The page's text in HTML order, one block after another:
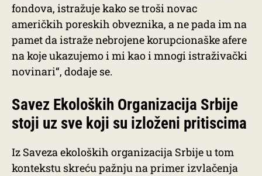
fondova, istražuje kako se troši novac
američkih poreskih obveznika, a ne pada im na
pamet da istraže nebrojene korupcionaške afere
na koje ukazujemo i mi kao i mnogi istraživački
novinari“, dodaje se.
Savez Ekoloških Organizacija Srbije
stoji uz sve koji su izloženi pritiscima
Iz Saveza ekoloških organizacija Srbije u tom
kontekstu skreću pažnju na primer izvlačenja